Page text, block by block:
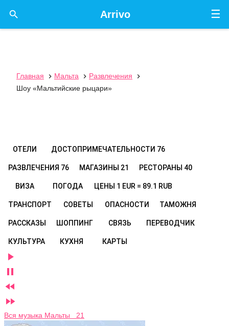
☰
Arrivo

Главная  Мальта  Развлечения

Шоу «Мальтийские рыцари»
ОТЕЛИ ДОСТОПРИМЕЧАТЕЛЬНОСТИ 76
РАЗВЛЕЧЕНИЯ 76 МАГАЗИНЫ 21 РЕСТОРАНЫ 40
ВИЗА ПОГОДА ЦЕНЫ 1 EUR = 89.1 RUB
ТРАНСПОРТ СОВЕТЫ ОПАСНОСТИ ТАМОЖНЯ
РАССКАЗЫ ШОППИНГ СВЯЗЬ ПЕРЕВОДЧИК
КУЛЬТУРА КУХНЯ КАРТЫ




Вся музыка Мальты 21